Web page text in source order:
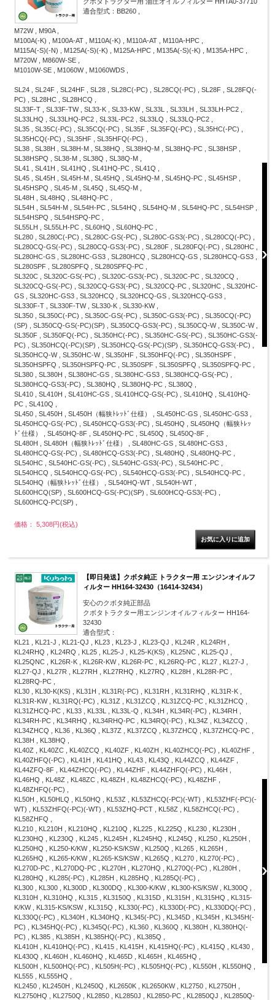
適合型式：BB260 ,
M72W , M90A ,
M100A(-K) , M100A-AT , M110A(-K) , M110A-AT , M110A-HPC ,
M115A(-S)(-N) , M125A(-S)(-K) , M125A-HPC , M135A(-S)(-K) , M135A-HPC ,
M720W , M860W-SE ,
M1010W-SE , M1060W , M1060WDS ,
SL24 , SL24F , SL24HF , SL28 , SL28C(-PC) , SL28CQ(-PC) , SL28F , SL28FQ(-
PC) , SL28HC , SL28HCQ ,
SL33F-T , SL33F-TW , SL33-K , SL33-KW , SL33L , SL33LH , SL33LH-PC2 ,
SL33LHQ , SL33LHQ-PC2 , SL33L-PC2 , SL33LQ , SL33LQ-PC2 ,
SL35 , SL35C(-PC) , SL35CQ(-PC) , SL35F , SL35FQ(-PC) , SL35HC(-PC) ,
SL35HCQ(-PC) , SL35HF , SL35HFQ(-PC) ,
SL38 , SL38H , SL38H-M , SL38HQ , SL38HQ-M , SL38HQ-PC , SL38HSP ,
SL38HSPQ , SL38-M , SL38Q , SL38Q-M ,
SL41 , SL41H , SL41HQ , SL41HQ-PC , SL41Q ,
SL45 , SL45H , SL45H-M , SL45HQ , SL45HQ-M , SL45HQ-PC , SL45HSP ,
SL45HSPQ , SL45-M , SL45Q , SL45Q-M ,
SL48H , SL48HQ , SL48HQ-PC ,
SL54H , SL54H-M , SL54H-PC , SL54HQ , SL54HQ-M , SL54HQ-PC , SL54HSP ,
SL54HSPQ , SL54HSPQ-PC ,
SL55LH , SL55LH-PC , SL60HQ , SL60HQ-PC ,
SL280 , SL280C(-PC) , SL280C-GS(-PC) , SL280C-GS3(-PC) , SL280CQ(-PC) ,
SL280CQ-GS(-PC) , SL280CQ-GS3(-PC) , SL280F , SL280FQ(-PC) , SL280HC ,
SL280HC-GS , SL280HC-GS3 , SL280HCQ , SL280HCQ-GS , SL280HCQ-GS3 ,
SL280SPF , SL280SPFQ , SL280SPFQ-PC ,
SL320C , SL320C-GS(-PC) , SL320C-GS3(-PC) , SL320C-PC , SL320CQ ,
SL320CQ-GS(-PC) , SL320CQ-GS3(-PC) , SL320CQ-PC , SL320HC , SL320HC-
GS , SL320HC-GS3 , SL320HCQ , SL320HCQ-GS , SL320HCQ-GS3 ,
SL330F-T , SL330F-TW , SL330-K , SL330-KW ,
SL350 , SL350C(-PC) , SL350C-GS(-PC) , SL350C-GS3(-PC) , SL350CQ(-PC)
(SP) , SL350CQ-GS(-PC)(SP) , SL350CQ-GS3(-PC) , SL350CQ-W , SL350C-W ,
SL350F , SL350FQ(-PC) , SL350HC(-PC) , SL350HC-GS(-PC) , SL350HC-GS3(-
PC) , SL350HCQ(-PC)(SP) , SL350HCQ-GS(-PC)(SP) , SL350HCQ-GS3(-PC) ,
SL350HCQ-W , SL350HC-W , SL350HF , SL350HFQ(-PC) , SL350HSPF ,
SL350HSPFQ , SL350HSPFQ-PC , SL350SPF , SL350SPFQ , SL350SPFQ-PC ,
SL380 , SL380H , SL380HC-GS , SL380HC-GS3 , SL380HCQ-GS(-PC) ,
SL380HCQ-GS3(-PC) , SL380HQ , SL380HQ-PC , SL380Q ,
SL410 , SL410H , SL410HC-GS , SL410HCQ-GS(-PC) , SL410HQ , SL410HQ-
PC , SL410Q ,
SL450 , SL450H , SL450H（幅狭ﾄﾚｯﾄﾞ仕様） , SL450HC-GS , SL450HC-GS3 ,
SL450HCQ-GS(-PC) , SL450HCQ-GS3(-PC) , SL450HQ , SL450HQ（幅狭ﾄﾚｯ
ﾄﾞ仕様） , SL450HQ-8F , SL450HQ-PC , SL450Q , SL450Q-8F ,
SL480H , SL480H（幅狭ﾄﾚｯﾄﾞ仕様） , SL480HC-GS , SL480HC-GS3 ,
SL480HCQ-GS(-PC) , SL480HCQ-GS3(-PC) , SL480HQ , SL480HQ-PC ,
SL540HC , SL540HC-GS(-PC) , SL540HC-GS3(-PC) , SL540HC-PC ,
SL540HCQ , SL540HCQ-GS(-PC) , SL540HCQ-GS3(-PC) , SL540HCQ-PC ,
SL540HQ（幅狭ﾄﾚｯﾄﾞ仕様） , SL540HQ-WT , SL540H-WT ,
SL600HCQ(SP) , SL600HCQ-GS(-PC)(SP) , SL600HCQ-GS3(-PC) ,
SL600HCQ-PC(SP) ,
価格： 5,308円(税込)
【即日発送】クボタ純正 トラクター用 エンジンオイルフ
ィルター HH164-32430（16414-32434）
安心のクボタ純正部品
クボタトラクター用エンジンオイルフィルター HH164-
32430
適合型式：
KL21 , KL21-J , KL21-QJ , KL23 , KL23-J , KL23-QJ , KL24R , KL24RH ,
KL24RHQ , KL24RQ , KL25 , KL25-J , KL25-K(KS) , KL25NC , KL25-QJ ,
KL25QNC , KL26R-K , KL26R-KW , KL26R-PC , KL26RQ-PC , KL27 , KL27-J ,
KL27-QJ , KL27R , KL27RH , KL27RHQ , KL27RQ , KL28H , KL28R-PC ,
KL28RQ-PC ,
KL30 , KL30-K(KS) , KL31H , KL31R(-PC) , KL31RH , KL31RHQ , KL31R-K ,
KL31R-KW , KL31RQ(-PC) , KL31Z , KL31ZCQ , KL31ZCQ-PC , KL31ZHCQ ,
KL31ZHCQ-PC , KL33 , KL33L , KL33L-Q , KL34H , KL34R(-PC) , KL34RH ,
KL34RH-PC , KL34RHQ , KL34RHQ-PC , KL34RQ(-PC) , KL34Z , KL34ZCQ ,
KL34ZHCQ , KL36 , KL36Q , KL37Z , KL37ZCQ , KL37ZHCQ , KL37ZHCQ-PC ,
KL38H , KL38HQ ,
KL40Z , KL40ZC , KL40ZCQ , KL40ZF , KL40ZH , KL40ZHCQ(-PC) , KL40ZHF ,
KL40ZHFQ(-PC) , KL41H , KL41HQ , KL43 , KL43Q , KL44ZCQ , KL44ZF ,
KL44ZFQ-8F , KL44ZHCQ(-PC) , KL44ZHF , KL44ZHFQ(-PC) , KL46H ,
KL46HQ , KL48Z , KL48ZC , KL48ZH , KL48ZHCQ(-PC) , KL48ZHF ,
KL48ZHFQ(-PC) ,
KL50H , KL50HLQ , KL50HQ , KL53Z , KL53ZHCQ(-PC)(-WT) , KL53ZHF(-PC)(-
WT) , KL53ZHFQ(-PC)(-WT) , KL53ZHQ-PCT , KL58Z , KL58ZHCQ(-PC) ,
KL58ZHFQ ,
KL210 , KL210H , KL210HQ , KL210Q , KL225 , KL225Q , KL230 , KL230H ,
KL230HQ , KL230Q , KL245 , KL245H , KL245HQ , KL245Q , KL250 , KL250H ,
KL250HQ , KL250-K/KW , KL250-KS/KSW , KL250Q , KL265 , KL265H ,
KL265HQ , KL265-K/KW , KL265-KS/KSW , KL265Q , KL270 , KL270(-PC) ,
KL270D-PC , KL270DQ-PC , KL270H , KL270HQ , KL270Q(-PC) , KL280H ,
KL280HQ , KL285(-PC) , KL285H , KL285HQ , KL285Q(-PC) ,
KL300 , KL300 , KL300D , KL300DQ , KL300-K/KW , KL300-KS/KSW , KL300Q ,
KL310H , KL310HQ , KL315 , KL3150Q , KL315D , KL315H , KL315HQ , KL315-
K/KW , KL315-KS/KSW , KL315Q , KL330(-PC) , KL330D(-PC) , KL330DQ(-PC) ,
KL330Q(-PC) , KL340H , KL340HQ , KL345(-PC) , KL345D , KL345H , KL345H(-
PC) , KL345HQ(-PC) , KL345Q(-PC) , KL360 , KL360Q , KL380H , KL380HQ(-
PC) , KL385 , KL385H , KL385HQ(-PC) , KL385Q ,
KL410H , KL410HQ(-PC) , KL415 , KL415H , KL415HQ(-PC) , KL415Q , KL430 ,
KL430Q , KL460H , KL460HQ , KL465D , KL465H , KL465HQ ,
KL500H , KL500HQ(-PC) , KL505H(-PC) , KL505HQ(-PC) , KL550H , KL550HQ ,
KL555 , KL555HQ ,
KL2450 , KL2450H , KL2450Q , KL2650K , KL2650KW , KL2750 , KL2750H ,
KL2750HQ , KL2750Q , KL2850 , KL2850J , KL2850-PC , KL2850QJ , KL2850Q-